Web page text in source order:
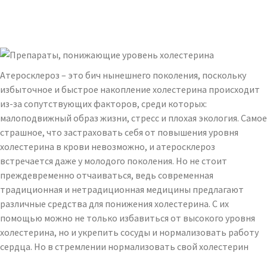
Атеросклероз – это бич нынешнего поколения, поскольку
избыточное и быстрое накопление холестерина происходит
из-за сопутствующих факторов, среди которых:
малоподвижный образ жизни, стресс и плохая экология. Самое
страшное, что застраховать себя от повышения уровня
холестерина в крови невозможно, и атеросклероз
встречается даже у молодого поколения. Но не стоит
преждевременно отчаиваться, ведь современная
традиционная и нетрадиционная медицины предлагают
различные средства для понижения холестерина. С их
помощью можно не только избавиться от высокого уровня
холестерина, но и укрепить сосуды и нормализовать работу
сердца. Но в стремлении нормализовать свой холестерин